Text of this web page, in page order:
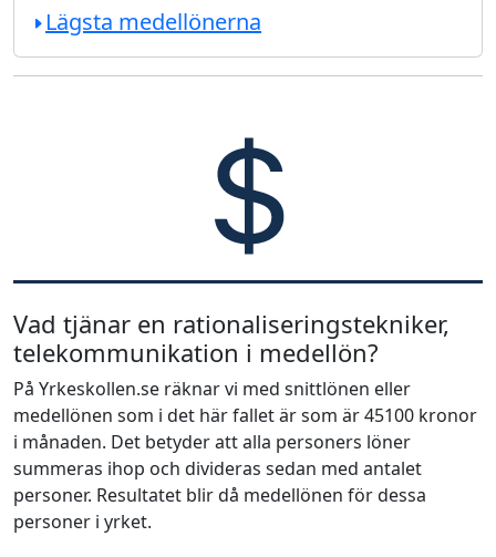
Lägsta medellönerna
Vad tjänar en rationaliseringstekniker,
telekommunikation i medellön?
På Yrkeskollen.se räknar vi med snittlönen eller
medellönen som i det här fallet är som är 45100 kronor
i månaden. Det betyder att alla personers löner
summeras ihop och divideras sedan med antalet
personer. Resultatet blir då medellönen för dessa
personer i yrket.